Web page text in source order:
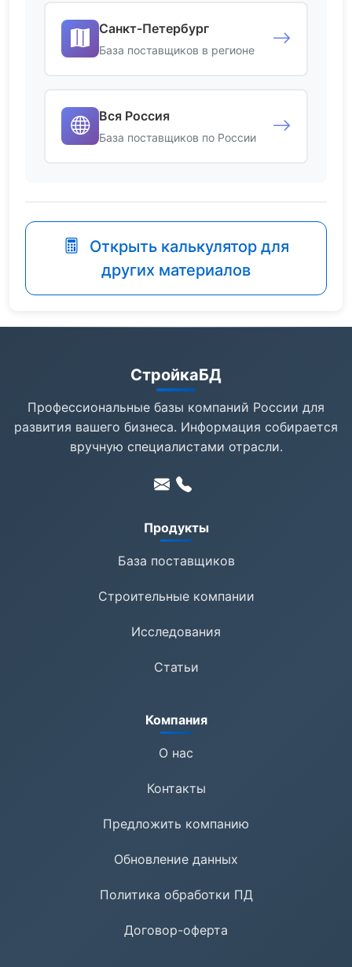
Санкт-Петербург
База поставщиков в регионе
Вся Россия
База поставщиков по России
Открыть калькулятор для
других материалов
СтройкаБД
Профессиональные базы компаний России для
развития вашего бизнеса. Информация собирается
вручную специалистами отрасли.
Продукты
База поставщиков
Строительные компании
Исследования
Статьи
Компания
О нас
Контакты
Предложить компанию
Обновление данных
Политика обработки ПД
Договор-оферта